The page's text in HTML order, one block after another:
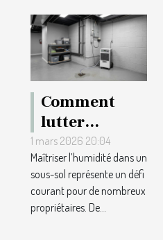
Comment
lutter
efficacement
contre
l'humidité
dans votre
1 mars 2026 20:04
Maîtriser l’humidité dans un
sous-sol représente un défi
courant pour de nombreux
propriétaires. De...